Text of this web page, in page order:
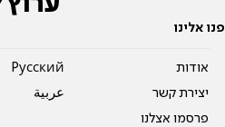
פנו אלינו
אודות
יצירת קשר
פרסמו אצלנו
Pусский
عربية